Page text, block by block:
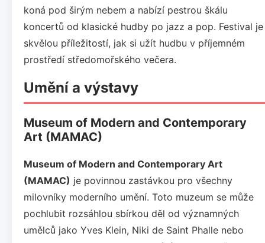
koná pod širým nebem a nabízí pestrou škálu
koncertů od klasické hudby po jazz a pop. Festival je
skvělou příležitostí, jak si užít hudbu v příjemném
prostředí středomořského večera.
Umění a výstavy
Museum of Modern and Contemporary
Art (MAMAC)
Museum of Modern and Contemporary Art
(MAMAC) je povinnou zastávkou pro všechny
milovníky moderního umění. Toto muzeum se může
pochlubit rozsáhlou sbírkou děl od významných
umělců jako Yves Klein, Niki de Saint Phalle nebo